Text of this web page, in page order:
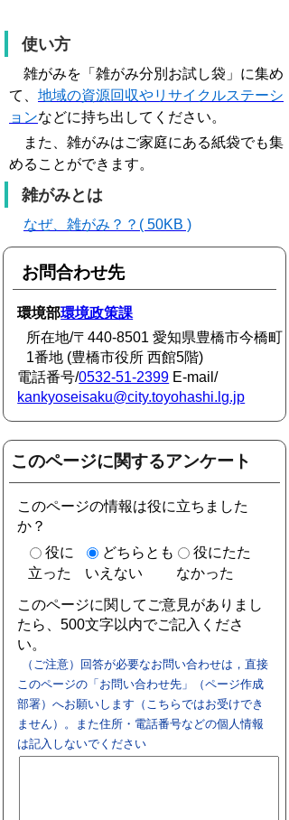
使い方
雑がみを「雑がみ分別お試し袋」に集め
て、 地域の資源回収やリサイクルステーシ
ョンなどに持ち出してください。
また、雑がみはご家庭にある紙袋でも集
めることができます。
雑がみとは
なぜ、雑がみ？？( 50KB )
お問合わせ先
環境部環境政策課
所在地/〒440-8501 愛知県豊橋市今橋町
1番地 (豊橋市役所 西館5階)
電話番号/0532-51-2399 E-mail/
kankyoseisaku@city.toyohashi.lg.jp
このページに関するアンケート
このページの情報は役に立ちました
か？
役に
立った
どちらとも
いえない
役にたた
なかった
このページに関してご意見がありまし
たら、500文字以内でご記入くださ
い。
（ご注意）回答が必要なお問い合わせは，直接
このページの「お問い合わせ先」（ページ作成
部署）へお願いします（こちらではお受けでき
ません）。また住所・電話番号などの個人情報
は記入しないでください